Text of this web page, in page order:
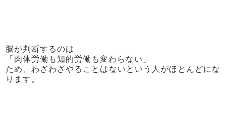
脳が判断するのは
「肉体労働も知的労働も変わらない」
ため、わざわざやることはないという人がほとんどにな
ります。